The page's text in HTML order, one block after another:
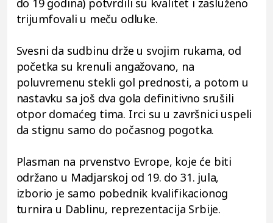
trijumfovali u meču odluke.
Svesni da sudbinu drže u svojim rukama, od
početka su krenuli angažovano, na
poluvremenu stekli gol prednosti, a potom u
nastavku sa još dva gola definitivno srušili
otpor domaćeg tima. Irci su u završnici uspeli
da stignu samo do počasnog pogotka.
Plasman na prvenstvo Evrope, koje će biti
održano u Madjarskoj od 19. do 31. jula,
izborio je samo pobednik kvalifikacionog
turnira u Dablinu, reprezentacija Srbije.